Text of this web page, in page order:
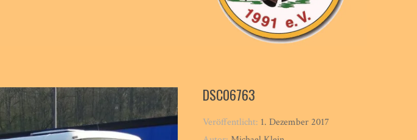
DSC06763
Veröffentlicht: 1. Dezember 2017